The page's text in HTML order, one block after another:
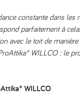
constante dans les
parfaitement à
avec le toit de manière
WILLCO : le
WILLCO